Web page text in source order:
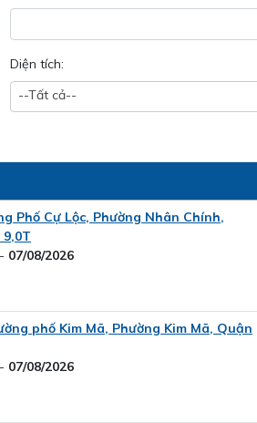
Diện tích:
--Tất cả--
Phố Cự Lộc, Phường Nhân Chính,
07/08/2026
phố Kim Mã, Phường Kim Mã, Quận
07/08/2026